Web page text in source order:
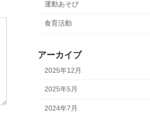
運動あそび
食育活動
アーカイブ
2025年12月
2025年5月
2024年7月